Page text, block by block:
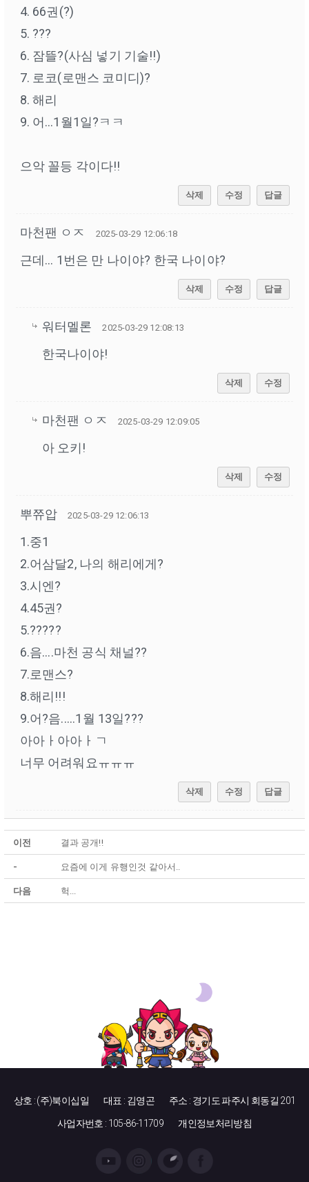
4. 66권(?)
5. ???
6. 잠뜰?(사심 넣기 기술!!)
7. 로코(로맨스 코미디)?
8. 해리
9. 어…1월1일?ㅋㅋ
으악 꼴등 각이다!!
삭제 수정 답글
마천팬 ㅇㅈ 2025-03-29 12:06:18
근데... 1번은 만 나이야? 한국 나이야?
삭제 수정 답글
워터멜론 2025-03-29 12:08:13
한국나이야!
삭제 수정
마천팬 ㅇㅈ 2025-03-29 12:09:05
아 오키!
삭제 수정
뿌쮸압 2025-03-29 12:06:13
1.중1
2.어삼달2, 나의 해리에게?
3.시엔?
4.45권?
5.?????
6.음....마천 공식 채널??
7.로맨스?
8.해리!!!
9.어?음.....1월 13일???
아아ㅏ아아ㅏㄱ
너무 어려워요ㅠㅠㅠ
삭제 수정 답글
이전 결과 공개!!
- 요즘에 이게 유행인것 같아서..
다음 헉...
상호 : (주)북이십일 대표 : 김영곤 주소 : 경기도 파주시 회동길 201
사업자번호 : 105-86-11709 개인정보처리방침